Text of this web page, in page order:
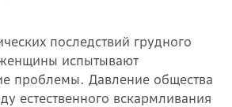
последствий грудного
испытывают
проблемы. Давление общества
естественного вскармливания